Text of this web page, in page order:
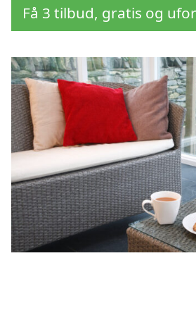
Få 3 tilbud, gratis og